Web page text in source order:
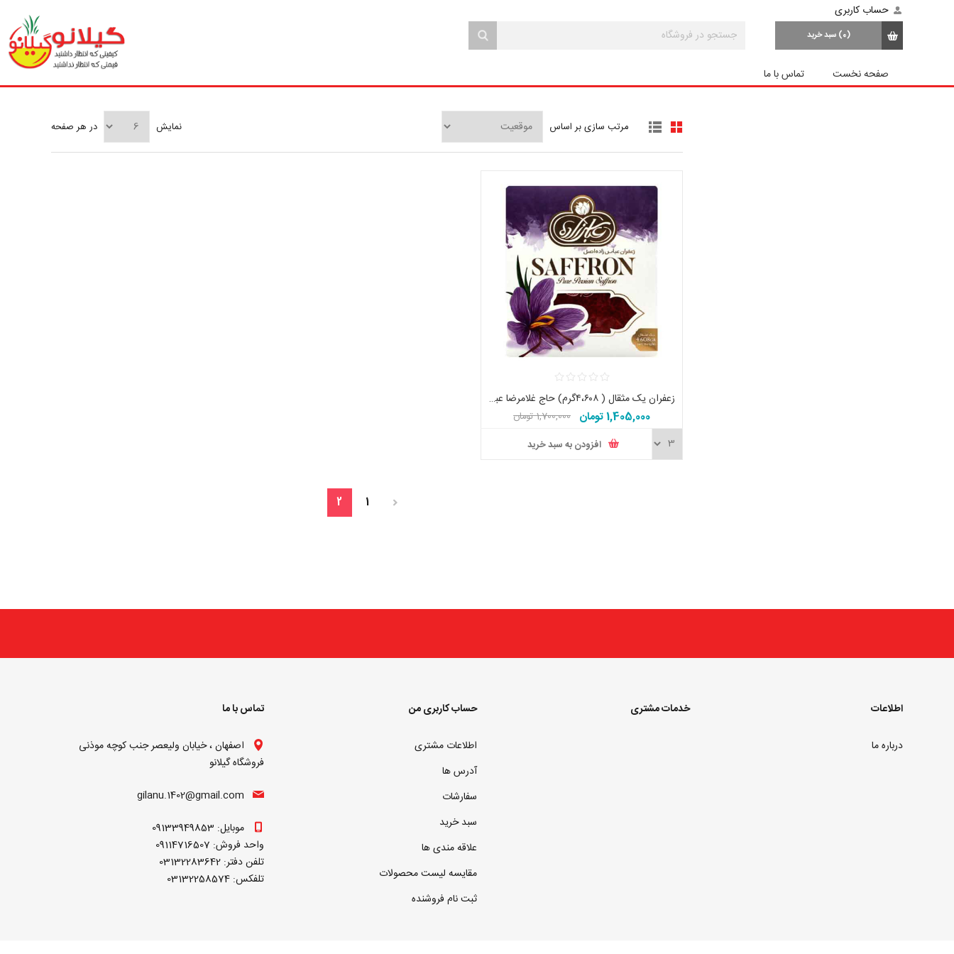
حساب کاربری
(0) سبد خرید
صفحه نخست تماس با ما
مرتب سازی بر اساس نمایش در هر صفحه
زعفران یک مثقال ( ۴،۶۰۸گرم) حاج غلامرضا عباس زاده اصل تاریخ جدید
1,405,000 تومان
1,700,000 تومان
افزودن به سبد خرید
1
2
اطلاعات
درباره ما
خدمات مشتری حساب کاربری من
اطلاعات مشتری
آدرس ها
سفارشات
سبد خرید
علاقه مندی ها
مقایسه لیست محصولات
ثبت نام فروشنده
تماس با ما
اصفهان ، خیابان ولیعصر جنب کوچه موذنی
فروشگاه گیلانو
gilanu.1402@gmail.com
موبایل: 09133949853
واحد فروش: 09114716507
تلفن دفتر: 03132283642
تلفکس: 03132258574